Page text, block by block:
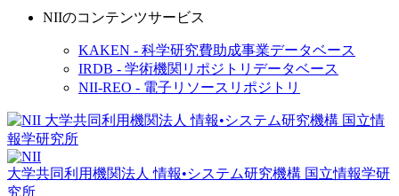
NIIのコンテンツサービス
KAKEN - 科学研究費助成事業データベース
IRDB - 学術機関リポジトリデータベース
NII-REO - 電子リソースリポジトリ
大学共同利用機関法人 情報•システム研究機構 国立情報学研
究所